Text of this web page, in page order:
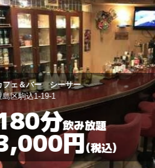
香帆
豊島区巣鴨1-11-8
60分